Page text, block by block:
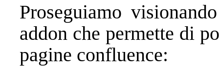
Proseguiamo
addon che permette di
pagine confluence: